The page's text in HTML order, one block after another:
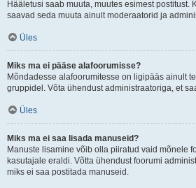
Hääletusi saab muuta, muutes esimest postitust.
saavad seda muuta ainult moderaatorid ja
Üles
Miks ma ei pääse alafoorumisse?
Mõndadesse alafoorumitesse on ligipääs ainult
gruppidel. Võta ühendust administraatoriga, et
Üles
Miks ma ei saa lisada manuseid?
Manuste lisamine võib olla piiratud vaid mõnele
kasutajale eraldi. Võtta ühendust foorumi
miks ei saa postitada manuseid.